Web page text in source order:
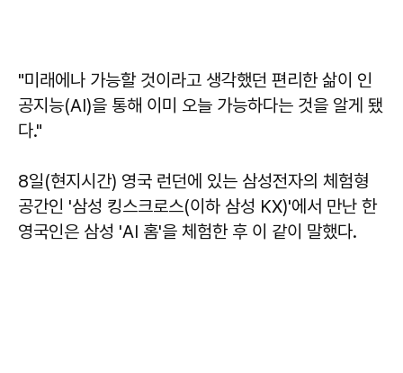
"미래에나 가능할 것이라고 생각했던 편리한 삶이 인
공지능(AI)을 통해 이미 오늘 가능하다는 것을 알게 됐
다."
8일(현지시간) 영국 런던에 있는 삼성전자의 체험형
공간인 '삼성 킹스크로스(이하 삼성 KX)'에서 만난 한
영국인은 삼성 'AI 홈'을 체험한 후 이 같이 말했다.